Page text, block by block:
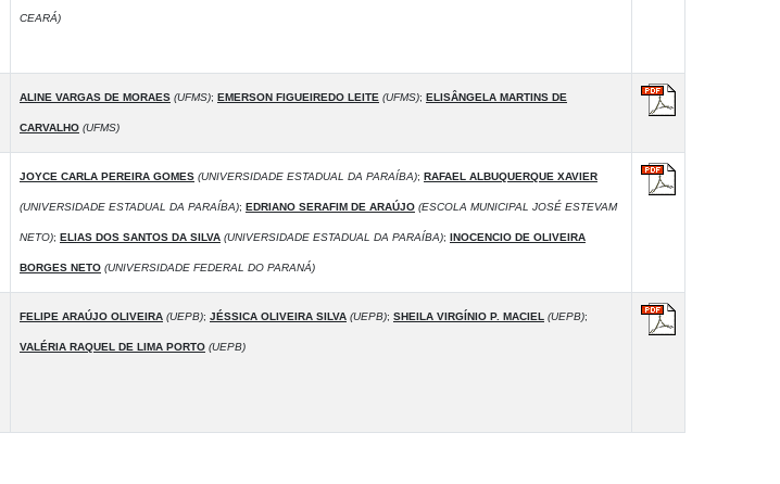
CEARÁ)
ALINE VARGAS DE MORAES (UFMS); EMERSON FIGUEIREDO LEITE (UFMS); ELISÂNGELA MARTINS DE
CARVALHO (UFMS)
JOYCE CARLA PEREIRA GOMES (UNIVERSIDADE ESTADUAL DA PARAÍBA); RAFAEL ALBUQUERQUE XAVIER
(UNIVERSIDADE ESTADUAL DA PARAÍBA); EDRIANO SERAFIM DE ARAÚJO (ESCOLA MUNICIPAL JOSÉ ESTEVAM
NETO); ELIAS DOS SANTOS DA SILVA (UNIVERSIDADE ESTADUAL DA PARAÍBA); INOCENCIO DE OLIVEIRA
BORGES NETO (UNIVERSIDADE FEDERAL DO PARANÁ)
FELIPE ARAÚJO OLIVEIRA (UEPB); JÉSSICA OLIVEIRA SILVA (UEPB); SHEILA VIRGÍNIO P. MACIEL (UEPB);
VALÉRIA RAQUEL DE LIMA PORTO (UEPB)